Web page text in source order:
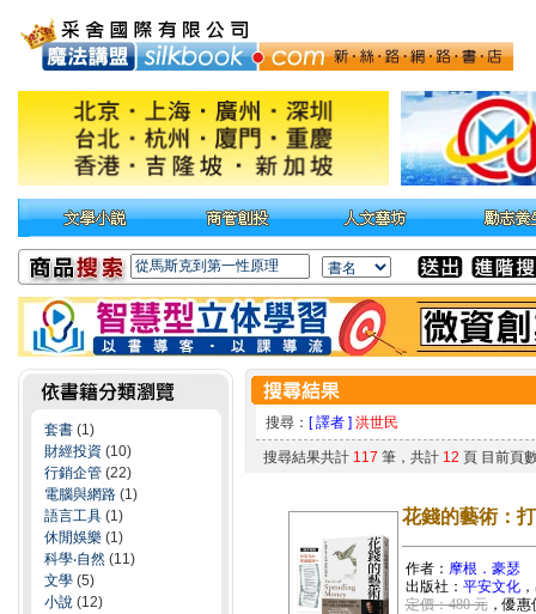
套書 (1)
財經投資 (10)
行銷企管 (22)
電腦與網路 (1)
語言工具 (1)
休閒娛樂 (1)
科學‧自然 (11)
文學 (5)
小說 (12)
搜尋： [ 譯者 ] 洪世民
搜尋結果共計 117 筆，共計 12 頁 目前頁
花錢的藝術：
作者： 摩根．豪瑟
出版社： 平安文化
定價：480 元，優惠